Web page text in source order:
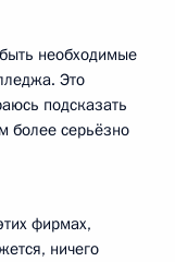
необходимые
Это
подсказать
более серьёзно
фирмах,
ничего